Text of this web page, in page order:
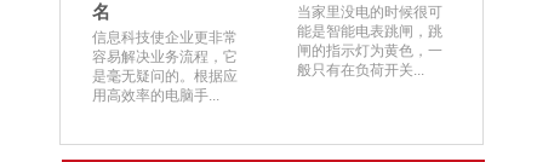
名
信息科技使企业更非常
容易解决业务流程，它
是毫无疑问的。根据应
用高效率的电脑手...
当家里没电的时候很可
能是智能电表跳闸，跳
闸的指示灯为黄色，一
般只有在负荷开关...